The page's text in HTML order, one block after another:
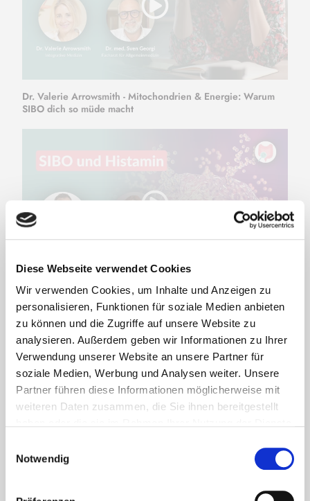
Diese Webseite verwendet Cookies
Wir verwenden Cookies, um Inhalte und Anzeigen zu
personalisieren, Funktionen für soziale Medien anbieten
zu können und die Zugriffe auf unsere Website zu
analysieren. Außerdem geben wir Informationen zu Ihrer
Verwendung unserer Website an unsere Partner für
soziale Medien, Werbung und Analysen weiter. Unsere
Partner führen diese Informationen möglicherweise mit
weiteren Daten zusammen, die Sie ihnen bereitgestellt
Einstellungen widerrufen oder ändern:
. Es befindet sich auch ein Link in der
Fußzeile zu den Einstellungen der Cookies um diese
Notwendig
Dr. Valerie Arrowsmith - Mitochondrien & Energie: Warum
SIBO dich so müde macht
Dr. Thomas Fiedler - SIBO und Histamin – Wenn
Unverträglichkeiten die Behandlung erschweren
Dr. Josephine Reiche - Wenn der Darm erschöpft ist – Wege